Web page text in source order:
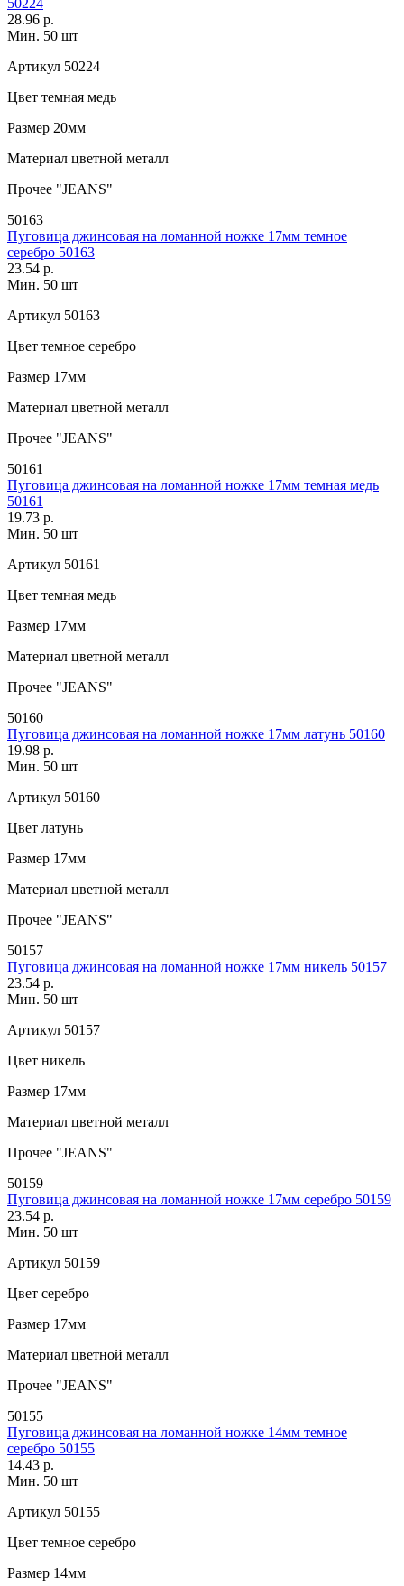
28.96 р.
Мин. 50 шт
Артикул 50224
Цвет темная медь
Размер 20мм
Материал цветной металл
Прочее "JEANS"
50163
Пуговица джинсовая на ломанной ножке 17мм темное
серебро 50163
23.54 р.
Мин. 50 шт
Артикул 50163
Цвет темное серебро
Размер 17мм
Материал цветной металл
Прочее "JEANS"
50161
Пуговица джинсовая на ломанной ножке 17мм темная медь
50161
19.73 р.
Мин. 50 шт
Артикул 50161
Цвет темная медь
Размер 17мм
Материал цветной металл
Прочее "JEANS"
50160
Пуговица джинсовая на ломанной ножке 17мм латунь 50160
19.98 р.
Мин. 50 шт
Артикул 50160
Цвет латунь
Размер 17мм
Материал цветной металл
Прочее "JEANS"
50157
Пуговица джинсовая на ломанной ножке 17мм никель 50157
23.54 р.
Мин. 50 шт
Артикул 50157
Цвет никель
Размер 17мм
Материал цветной металл
Прочее "JEANS"
50159
Пуговица джинсовая на ломанной ножке 17мм серебро 50159
23.54 р.
Мин. 50 шт
Артикул 50159
Цвет серебро
Размер 17мм
Материал цветной металл
Прочее "JEANS"
50155
Пуговица джинсовая на ломанной ножке 14мм темное
серебро 50155
14.43 р.
Мин. 50 шт
Артикул 50155
Цвет темное серебро
Размер 14мм